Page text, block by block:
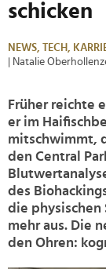
schicken
NEWS, TECH,
| Natalie
Früher reichte
er im
mitschwimmt,
den Central
des
die
mehr aus. Die
den Ohren: